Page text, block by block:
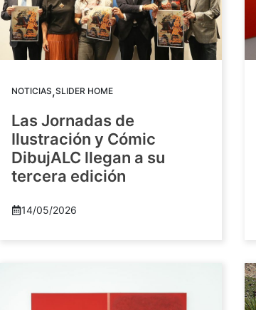
NOTICIAS,SLIDER HOME
Las Jornadas de
Ilustración y Cómic
DibujALC llegan a su
tercera edición
14/05/2026